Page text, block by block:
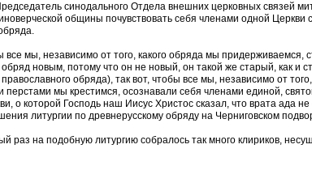
синодального Отдела внешних церковных связей
общины почувствовать себя членами одной Церкви
мы, независимо от того, какого обряда мы придерживаемся,
новым, потому что он не новый, он такой же старый, как и
обряда), так вот, чтобы все мы, независимо от
мы крестимся, осознавали себя членами единой,
о которой Господь наш Иисус Христос сказал, что врата ада
литургии по древнерусскому обряду на Черниговском
раз на подобную литургию собралось так много клириков,